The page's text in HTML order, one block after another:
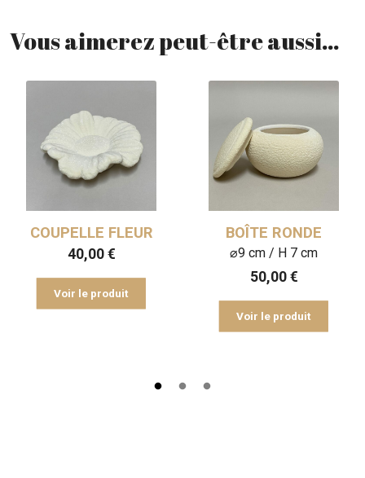
Vous aimerez peut-être aussi…
COUPELLE FLEUR
40,00 €
Voir le produit
BOÎTE RONDE
⌀9 cm / H 7 cm
50,00 €
Voir le produit